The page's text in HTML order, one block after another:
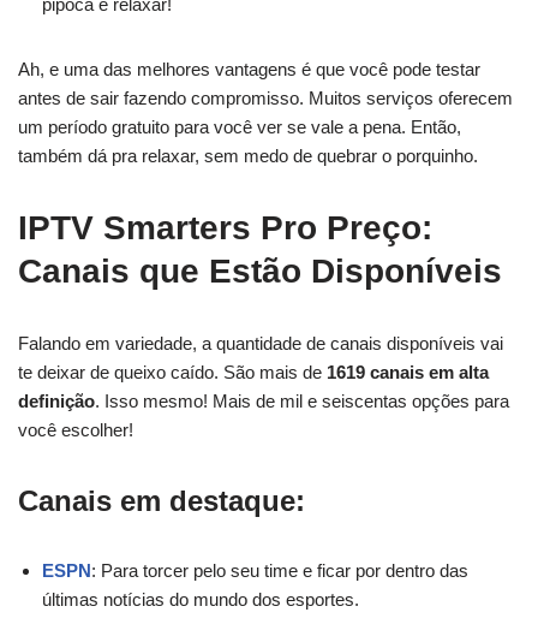
pipoca e relaxar!
Ah, e uma das melhores vantagens é que você pode testar
antes de sair fazendo compromisso. Muitos serviços oferecem
um período gratuito para você ver se vale a pena. Então,
também dá pra relaxar, sem medo de quebrar o porquinho.
IPTV Smarters Pro Preço:
Canais que Estão Disponíveis
Falando em variedade, a quantidade de canais disponíveis vai
te deixar de queixo caído. São mais de 1619 canais em alta
definição. Isso mesmo! Mais de mil e seiscentas opções para
você escolher!
Canais em destaque:
ESPN: Para torcer pelo seu time e ficar por dentro das
últimas notícias do mundo dos esportes.